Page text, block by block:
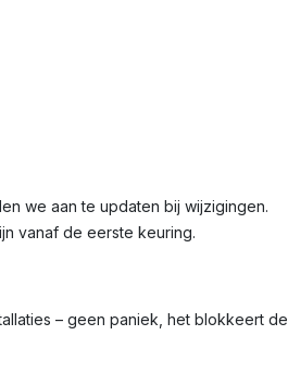
we aan te updaten bij wijzigingen.
vanaf de eerste keuring.
– geen paniek, het blokkeert de